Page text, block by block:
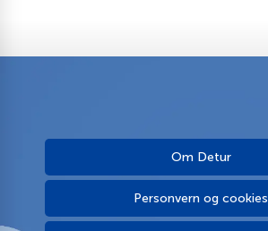
Om Detur
Personvern og cookies